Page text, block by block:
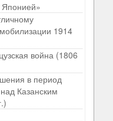
1914
война (1806
в период
Казанским